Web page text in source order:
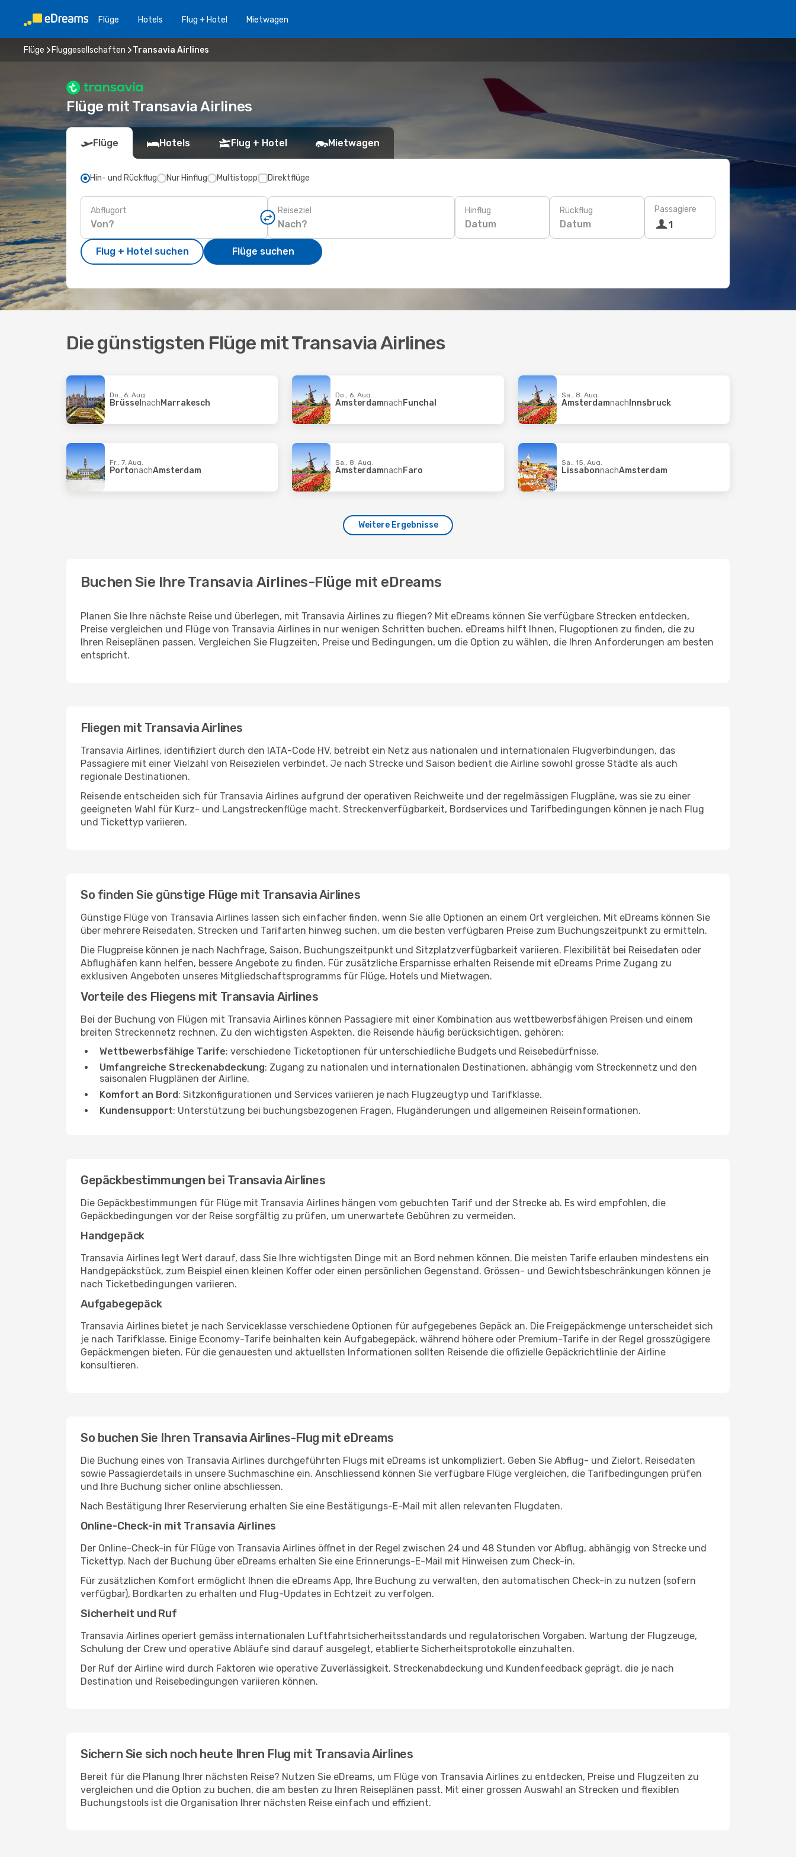
Flüge Hotels Flug + Hotel Mietwagen
Flüge Fluggesellschaften Transavia Airlines
Flüge mit Transavia Airlines
Flüge Hotels Flug + Hotel Mietwagen
Hin- und Rückflug Nur Hinflug Multistopp Direktflüge
Abflugort Reiseziel Hinflug
Datum
Rückflug
Datum
Passagiere
1
Flug + Hotel suchen Flüge suchen
Die günstigsten Flüge mit Transavia Airlines
Do., 6. Aug.
Brüssel nachMarrakesch
Do., 6. Aug.
AmsterdamnachFunchal
Sa., 8. Aug.
Amsterdamnach Innsbruck
Fr., 7. Aug.
PortonachAmsterdam
Sa., 8. Aug.
AmsterdamnachFaro
Sa., 15. Aug.
LissabonnachAmsterdam
Weitere Ergebnisse
Buchen Sie Ihre Transavia Airlines-Flüge mit eDreams
Planen Sie Ihre nächste Reise und überlegen, mit Transavia Airlines zu fliegen? Mit eDreams können Sie verfügbare Strecken entdecken,
Preise vergleichen und Flüge von Transavia Airlines in nur wenigen Schritten buchen. eDreams hilft Ihnen, Flugoptionen zu finden, die zu
Ihren Reiseplänen passen. Vergleichen Sie Flugzeiten, Preise und Bedingungen, um die Option zu wählen, die Ihren Anforderungen am besten
entspricht.
Fliegen mit Transavia Airlines
Transavia Airlines, identifiziert durch den IATA-Code HV, betreibt ein Netz aus nationalen und internationalen Flugverbindungen, das
Passagiere mit einer Vielzahl von Reisezielen verbindet. Je nach Strecke und Saison bedient die Airline sowohl grosse Städte als auch
regionale Destinationen.
Reisende entscheiden sich für Transavia Airlines aufgrund der operativen Reichweite und der regelmässigen Flugpläne, was sie zu einer
geeigneten Wahl für Kurz- und Langstreckenflüge macht. Streckenverfügbarkeit, Bordservices und Tarifbedingungen können je nach Flug
und Tickettyp variieren.
So finden Sie günstige Flüge mit Transavia Airlines
Günstige Flüge von Transavia Airlines lassen sich einfacher finden, wenn Sie alle Optionen an einem Ort vergleichen. Mit eDreams können Sie
über mehrere Reisedaten, Strecken und Tarifarten hinweg suchen, um die besten verfügbaren Preise zum Buchungszeitpunkt zu ermitteln.
Die Flugpreise können je nach Nachfrage, Saison, Buchungszeitpunkt und Sitzplatzverfügbarkeit variieren. Flexibilität bei Reisedaten oder
Abflughäfen kann helfen, bessere Angebote zu finden. Für zusätzliche Ersparnisse erhalten Reisende mit eDreams Prime Zugang zu
exklusiven Angeboten unseres Mitgliedschaftsprogramms für Flüge, Hotels und Mietwagen.
Vorteile des Fliegens mit Transavia Airlines
Bei der Buchung von Flügen mit Transavia Airlines können Passagiere mit einer Kombination aus wettbewerbsfähigen Preisen und einem
breiten Streckennetz rechnen. Zu den wichtigsten Aspekten, die Reisende häufig berücksichtigen, gehören:
Wettbewerbsfähige Tarife: verschiedene Ticketoptionen für unterschiedliche Budgets und Reisebedürfnisse.
Umfangreiche Streckenabdeckung: Zugang zu nationalen und internationalen Destinationen, abhängig vom Streckennetz und den
saisonalen Flugplänen der Airline.
Komfort an Bord: Sitzkonfigurationen und Services variieren je nach Flugzeugtyp und Tarifklasse.
Kundensupport: Unterstützung bei buchungsbezogenen Fragen, Flugänderungen und allgemeinen Reiseinformationen.
Gepäckbestimmungen bei Transavia Airlines
Die Gepäckbestimmungen für Flüge mit Transavia Airlines hängen vom gebuchten Tarif und der Strecke ab. Es wird empfohlen, die
Gepäckbedingungen vor der Reise sorgfältig zu prüfen, um unerwartete Gebühren zu vermeiden.
Handgepäck
Transavia Airlines legt Wert darauf, dass Sie Ihre wichtigsten Dinge mit an Bord nehmen können. Die meisten Tarife erlauben mindestens ein
Handgepäckstück, zum Beispiel einen kleinen Koffer oder einen persönlichen Gegenstand. Grössen- und Gewichtsbeschränkungen können je
nach Ticketbedingungen variieren.
Aufgabegepäck
Transavia Airlines bietet je nach Serviceklasse verschiedene Optionen für aufgegebenes Gepäck an. Die Freigepäckmenge unterscheidet sich
je nach Tarifklasse. Einige Economy-Tarife beinhalten kein Aufgabegepäck, während höhere oder Premium-Tarife in der Regel grosszügigere
Gepäckmengen bieten. Für die genauesten und aktuellsten Informationen sollten Reisende die offizielle Gepäckrichtlinie der Airline
konsultieren.
So buchen Sie Ihren Transavia Airlines-Flug mit eDreams
Die Buchung eines von Transavia Airlines durchgeführten Flugs mit eDreams ist unkompliziert. Geben Sie Abflug- und Zielort, Reisedaten
sowie Passagierdetails in unsere Suchmaschine ein. Anschliessend können Sie verfügbare Flüge vergleichen, die Tarifbedingungen prüfen
und Ihre Buchung sicher online abschliessen.
Nach Bestätigung Ihrer Reservierung erhalten Sie eine Bestätigungs-E-Mail mit allen relevanten Flugdaten.
Online-Check-in mit Transavia Airlines
Der Online-Check-in für Flüge von Transavia Airlines öffnet in der Regel zwischen 24 und 48 Stunden vor Abflug, abhängig von Strecke und
Tickettyp. Nach der Buchung über eDreams erhalten Sie eine Erinnerungs-E-Mail mit Hinweisen zum Check-in.
Für zusätzlichen Komfort ermöglicht Ihnen die eDreams App, Ihre Buchung zu verwalten, den automatischen Check-in zu nutzen (sofern
verfügbar), Bordkarten zu erhalten und Flug-Updates in Echtzeit zu verfolgen.
Sicherheit und Ruf
Transavia Airlines operiert gemäss internationalen Luftfahrtsicherheitsstandards und regulatorischen Vorgaben. Wartung der Flugzeuge,
Schulung der Crew und operative Abläufe sind darauf ausgelegt, etablierte Sicherheitsprotokolle einzuhalten.
Der Ruf der Airline wird durch Faktoren wie operative Zuverlässigkeit, Streckenabdeckung und Kundenfeedback geprägt, die je nach
Destination und Reisebedingungen variieren können.
Sichern Sie sich noch heute Ihren Flug mit Transavia Airlines
Bereit für die Planung Ihrer nächsten Reise? Nutzen Sie eDreams, um Flüge von Transavia Airlines zu entdecken, Preise und Flugzeiten zu
vergleichen und die Option zu buchen, die am besten zu Ihren Reiseplänen passt. Mit einer grossen Auswahl an Strecken und flexiblen
Buchungstools ist die Organisation Ihrer nächsten Reise einfach und effizient.